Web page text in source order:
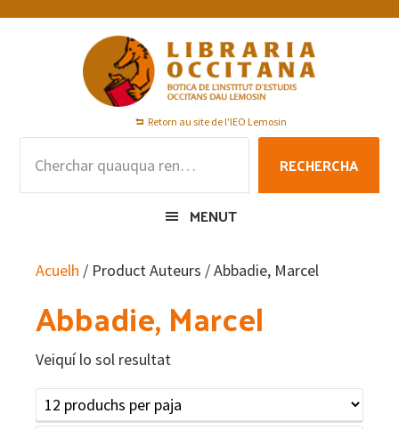
Skip
Skip
Skip
Retorn au site de l'IEO Lemosin
RECHERCHA
MENUT
Acuelh / Product Auteurs / Abbadie, Marcel
Abbadie, Marcel
Veiquí lo sol resultat